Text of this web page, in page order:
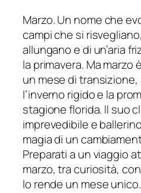
Marzo. Un nome che
campi che si
allungano e di un’aria
la primavera. Ma marzo
un mese di
l’inverno rigido e la
stagione florida. Il suo
imprevedibile e
magia di un
Preparati a un viaggio
marzo, tra curiosità,
lo rende un mese unico.